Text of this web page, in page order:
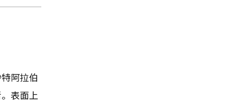
文 大
阿拉伯
表面上